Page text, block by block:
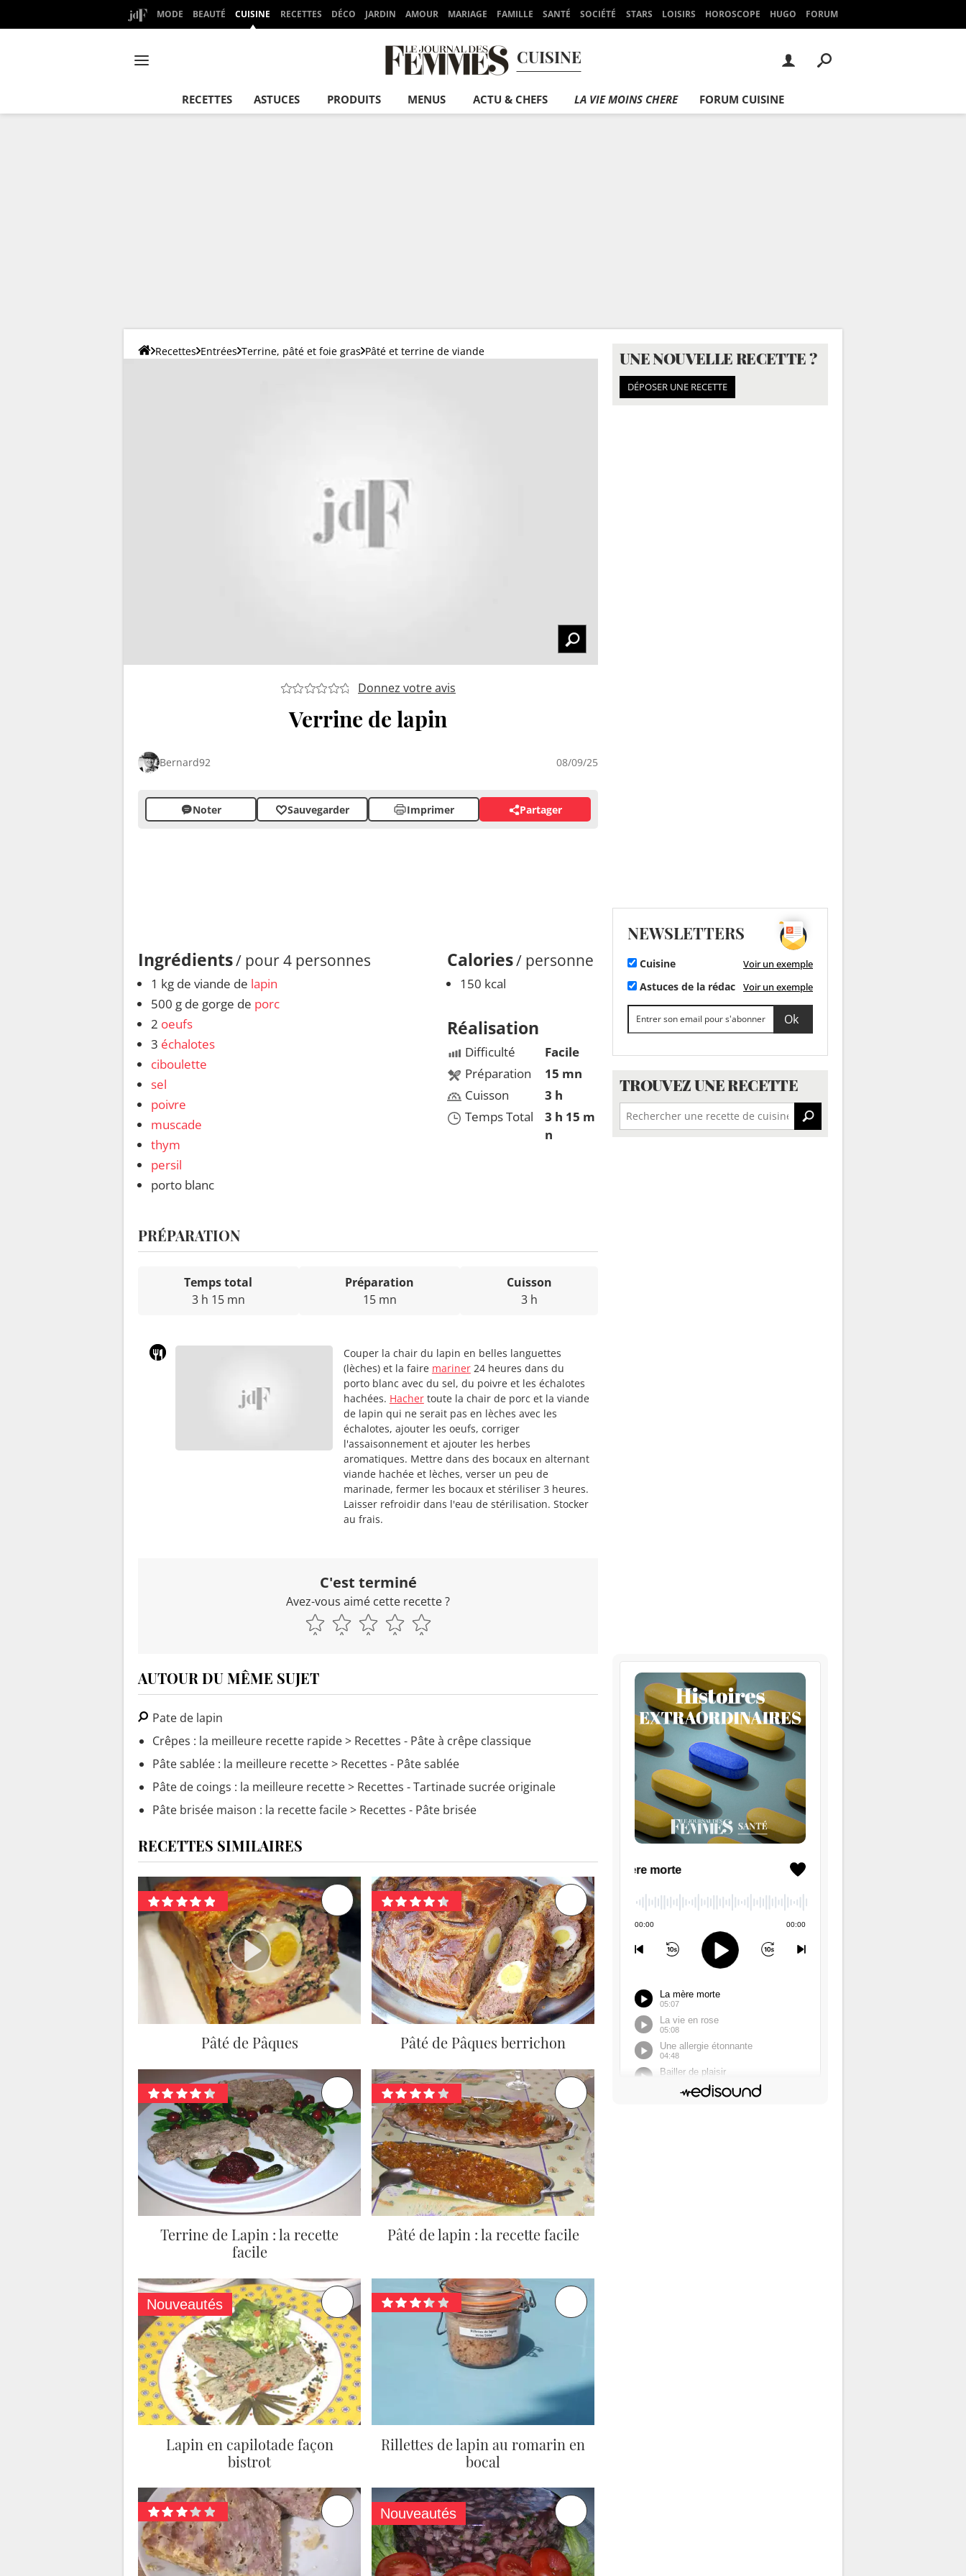
MODE BEAUTÉ CUISINE RECETTES DÉCO JARDIN AMOUR MARIAGE FAMILLE SANTÉ SOCIÉTÉ STARS LOISIRS HOROSCOPE HUGO FORUM
CUISINE
RECETTES ASTUCES PRODUITS MENUS ACTU & CHEFS LA VIE MOINS CHERE FORUM CUISINE
Recettes Entrées Terrine, pâté et foie gras Pâté et terrine de viande
Donnez votre avis
Verrine de lapin
Bernard92 08/09/25
Noter Sauvegarder Imprimer Partager
Ingrédients/ pour 4 personnes
1 kg de viande de lapin
500 g de gorge de porc
2 oeufs
3 échalotes
ciboulette
sel
poivre
muscade
thym
persil
porto blanc
Calories/ personne
150 kcal
Réalisation
Difficulté
Préparation
Cuisson
Temps Total
Facile
15 mn
3 h
3 h 15 m
n
PRÉPARATION
Temps total
3 h 15 mn
Préparation
15 mn
Cuisson
3 h
Couper la chair du lapin en belles languettes
(lèches) et la faire mariner24 heures dans du
porto blanc avec du sel, du poivre et les échalotes
hachées. Hachertoute la chair de porc et la viande
de lapin qui ne serait pas en lèches avec les
échalotes, ajouter les oeufs, corriger
l'assaisonnement et ajouter les herbes
aromatiques. Mettre dans des bocaux en alternant
viande hachée et lèches, verser un peu de
marinade, fermer les bocaux et stériliser 3 heures.
Laisser refroidir dans l'eau de stérilisation. Stocker
au frais.
C'est terminé
Avez-vous aimé cette recette ?
AUTOUR DU MÊME SUJET
Pate de lapin
Crêpes : la meilleure recette rapide> Recettes - Pâte à crêpe classique
Pâte sablée : la meilleure recette> Recettes - Pâte sablée
Pâte de coings : la meilleure recette> Recettes - Tartinade sucrée originale
Pâte brisée maison : la recette facile> Recettes - Pâte brisée
RECETTES SIMILAIRES
Pâté de Pâques Pâté de Pâques berrichon
Terrine de Lapin : la recette
facile
Pâté de lapin : la recette facile
Nouveautés
Lapin en capilotade façon
bistrot
Rillettes de lapin au romarin en
bocal
Nouveautés
UNE NOUVELLE RECETTE ?
DÉPOSER UNE RECETTE
NEWSLETTERS
Cuisine Voir un exemple
Astuces de la rédac Voir un exemple
TROUVEZ UNE RECETTE